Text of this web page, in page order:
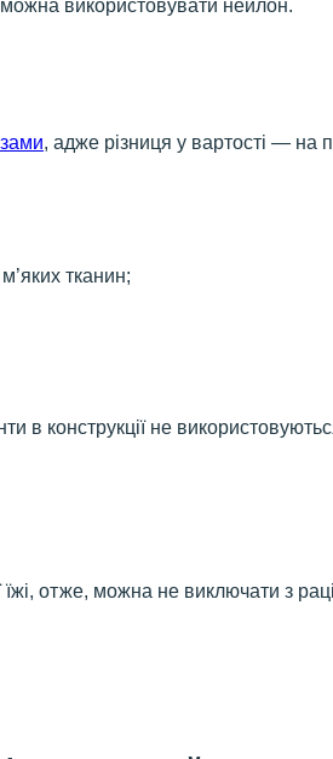
використовувати нейлон.
, адже різниця у вартості — на
тканин;
в конструкції не
отже, можна не виключати з